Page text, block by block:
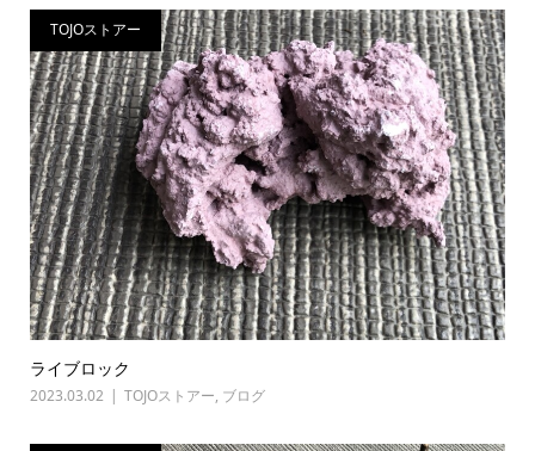
TOJOストアー
ライブロック
2023.03.02 TOJOストアー, ブログ